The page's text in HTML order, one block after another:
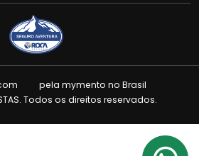
pela mymento no Brasil
Todos os direitos reservados.